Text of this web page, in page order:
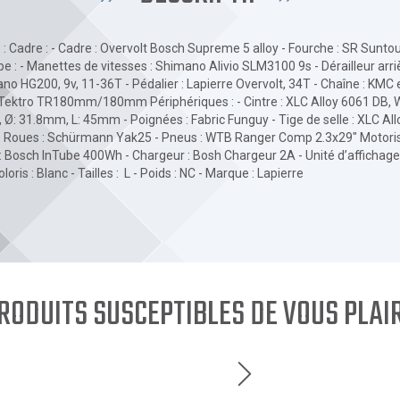
: - Cadre : Overvolt Bosch Supreme 5 alloy - Fourche : SR
: - Manettes de vitesses : Shimano Alivio SLM3100 9s - Dérailleur
HG200, 9v, 11-36T - Pédalier : Lapierre Overvolt, 34T - Chaîne : KMC
TR180mm/180mm Périphériques : - Cintre : XLC Alloy 6061 DB,
Ø: 31.8mm, L: 45mm - Poignées : Fabric Funguy - Tige de selle : XLC
Roues : Schürmann Yak25 - Pneus : WTB Ranger Comp 2.3x29"
InTube 400Wh - Chargeur : Bosh Chargeur 2A - Unité
: Blanc - Tailles : L - Poids : NC - Marque : Lapierre
SUSCEPTIBLES DE VOUS